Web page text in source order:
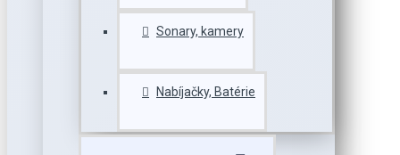
Sonary, kamery
Nabíjačky, Batérie